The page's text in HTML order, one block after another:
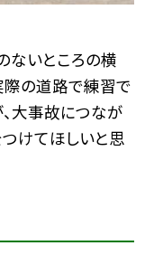
いところの横
際の道路で練習で
大事故につなが
つけてほしいと思